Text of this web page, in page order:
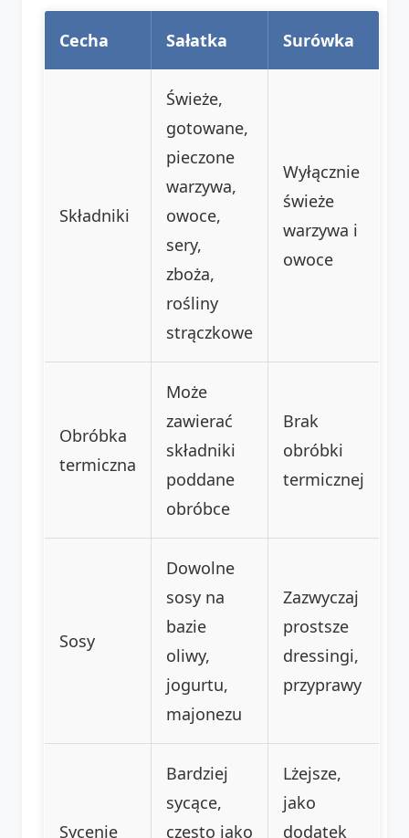
Cecha Sałatka Surówka
Składniki
Świeże,
gotowane,
pieczone
warzywa,
owoce,
sery,
zboża,
rośliny
strączkowe
Wyłącznie
świeże
warzywa i
owoce
Obróbka
termiczna
Może
zawierać
składniki
poddane
obróbce
Brak
obróbki
termicznej
Sosy
Dowolne
sosy na
bazie
oliwy,
jogurtu,
majonezu
Zazwyczaj
prostsze
dressingi,
przyprawy
Sycenie
Bardziej
sycące,
często jako
Lżejsze,
jako
dodatek